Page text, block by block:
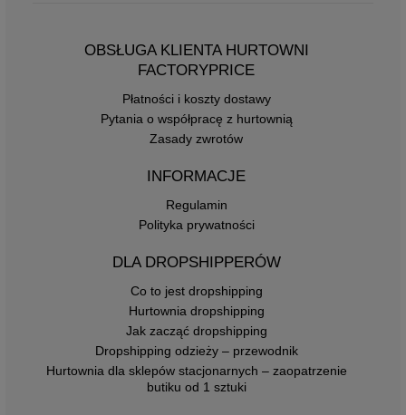
OBSŁUGA KLIENTA HURTOWNI
FACTORYPRICE
Płatności i koszty dostawy
Pytania o współpracę z hurtownią
Zasady zwrotów
INFORMACJE
Regulamin
Polityka prywatności
DLA DROPSHIPPERÓW
Co to jest dropshipping
Hurtownia dropshipping
Jak zacząć dropshipping
Dropshipping odzieży – przewodnik
Hurtownia dla sklepów stacjonarnych – zaopatrzenie
butiku od 1 sztuki